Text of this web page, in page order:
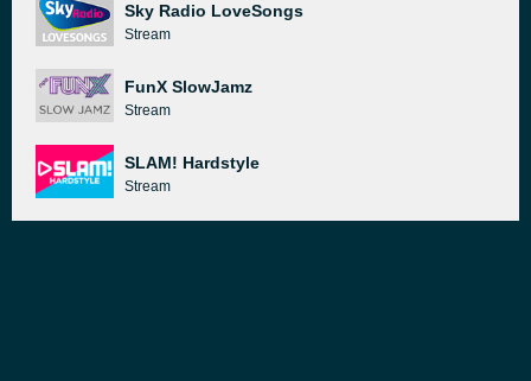
Sky Radio LoveSongs
Stream
FunX SlowJamz
Stream
SLAM! Hardstyle
Stream